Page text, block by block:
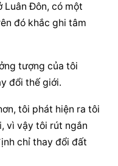
Luân Đôn, có một
đó khắc ghi tâm
tượng của tôi
đổi thế giới.
tôi phát hiện ra tôi
vì vậy tôi rút ngắn
chỉ thay đổi đất